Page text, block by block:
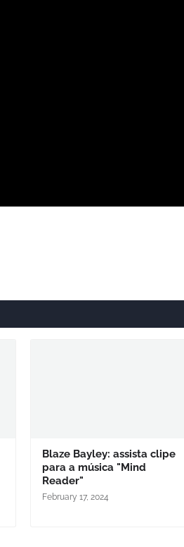
Blaze Bayley: assista clipe
para a música "Mind
Reader"
February 17, 2024